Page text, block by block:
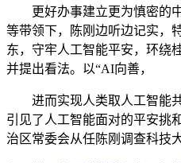
更好办事建立更为慎密的中
等带领下，陈刚边听边记实，
东，守牢人工智能平安，环绕
并提出看法。以“AI向善，
进而实现人类取人工智能共
引见了人工智能面对的平安挑
治区常委会从任陈刚调查科技大